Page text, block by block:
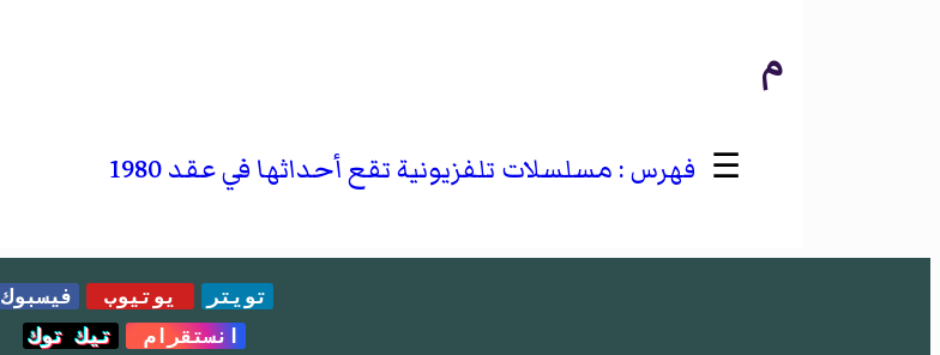
م
☰ مسلسلات تلفزيونية تقع أحداثها في عقد 1980
تويتر يوتيوب
فيسبوك
انستقرام
تيك توك